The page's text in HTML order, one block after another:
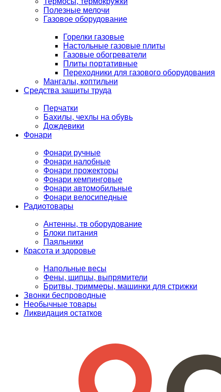
Полезные мелочи
Газовое оборудование
Горелки газовые
Настольные газовые плиты
Газовые обогреватели
Плиты портативные
Переходники для газового оборудования
Мангалы, коптильни
Средства защиты труда
Перчатки
Бахилы, чехлы на обувь
Дождевики
Фонари
Фонари ручные
Фонари налобные
Фонари прожекторы
Фонари кемпинговые
Фонари автомобильные
Фонари велосипедные
Радиотовары
Антенны, тв оборудование
Блоки питания
Паяльники
Красота и здоровье
Напольные весы
Фены, щипцы, выпрямители
Бритвы, триммеры, машинки для стрижки
Звонки беспроводные
Необычные товары
Ликвидация остатков